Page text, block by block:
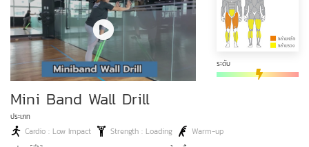
ระดับ
Mini Band Wall Drill
ประเภท
Cardio : Low Impact Strength : Loading Warm-up